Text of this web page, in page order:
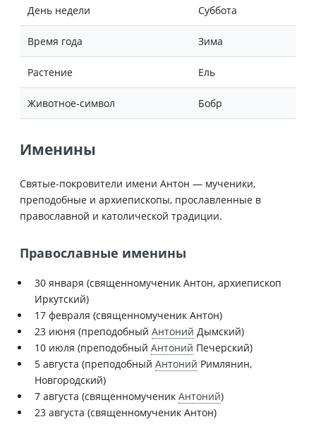
День недели Суббота
Время года Зима
Растение Ель
Животное-символ Бобр
Именины
Святые-покровители имени Антон — мученики,
преподобные и архиепископы, прославленные в
православной и католической традиции.
Православные именины
30 января (священномученик Антон, архиепископ
Иркутский)
17 февраля (священномученик Антон)
23 июня (преподобный Антоний Дымский)
10 июля (преподобный Антоний Печерский)
5 августа (преподобный Антоний Римлянин,
Новгородский)
7 августа (священномученик Антоний)
23 августа (священномученик Антон)